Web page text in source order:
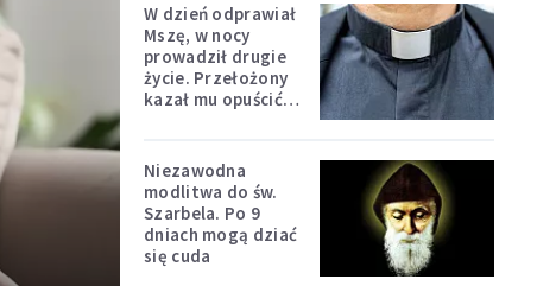
W dzień odprawiał
Mszę, w nocy
prowadził drugie
życie. Przełożony
kazał mu opuścić
Niezawodna
modlitwa do św.
Szarbela. Po 9
dniach mogą dziać
się cuda